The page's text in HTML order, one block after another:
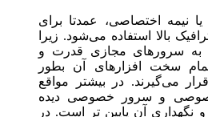
نیمه اختصاصی، عمدتا برای
بالا استفاده می‌شود. زیرا
به سرورهای مجازی قدرت و
سخت افزارهای آن بطور
می‌گیرند. در بیشتر مواقع
و سرور خصوصی دیده
نگهداری آن پایین تر است. در